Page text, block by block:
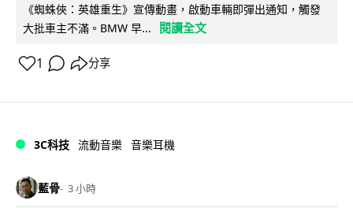
《蜘蛛俠：英雄重生》宣傳動畫，啟動車輛即彈出通知，觸發
大批車主不滿。BMW 早...
閱讀全文
1 分享
3C科技 流動音樂 音樂耳機
藍骨 3 小時